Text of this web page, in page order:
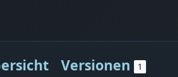
Versionen 1